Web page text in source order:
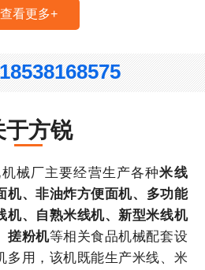
查看更多+
18538168575
于方锐
厂主要经营生产各种米线
机、非油炸方便面机、多功能
机、自熟米线机、新型米线机
搓粉机等相关食品机械配套设
多用，该机既能生产米线、米